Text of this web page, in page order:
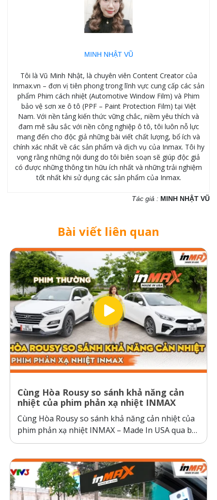
MINH NHẬT VŨ
Tôi là Vũ Minh Nhật, là chuyên viên Content Creator của
Inmax.vn – đơn vị tiên phong trong lĩnh vực cung cấp các sản
phẩm Phim cách nhiệt (Automotive Window Film) và Phim
bảo vệ sơn xe ô tô (PPF – Paint Protection Film) tại Việt
Nam. Với nền tảng kiến thức vững chắc, niềm yêu thích và
đam mê sâu sắc với nền công nghiệp ô tô, tôi luôn nỗ lực
mang đến cho độc giả những bài viết chất lượng, bổ ích và
chính xác nhất về các sản phẩm và dịch vụ của Inmax. Tôi hy
vọng rằng những nội dung do tôi biên soạn sẽ giúp độc giả
có được những thông tin hữu ích nhất và những trải nghiệm
tốt nhất khi sử dụng các sản phẩm của Inmax.
Tác giả : MINH NHẬT VŨ
Bài viết liên quan
Cùng Hòa Rousy so sánh khả năng cản
nhiệt của phim phản xạ nhiệt INMAX
Cùng Hòa Rousy so sánh khả năng cản nhiệt của
phim phản xạ nhiệt INMAX – Made In USA qua bài
kiểm tra so sánh trực diện đầy thuyết phục.
thường hoạt động theo cơ chế giữ nhiệt trên
kính,...